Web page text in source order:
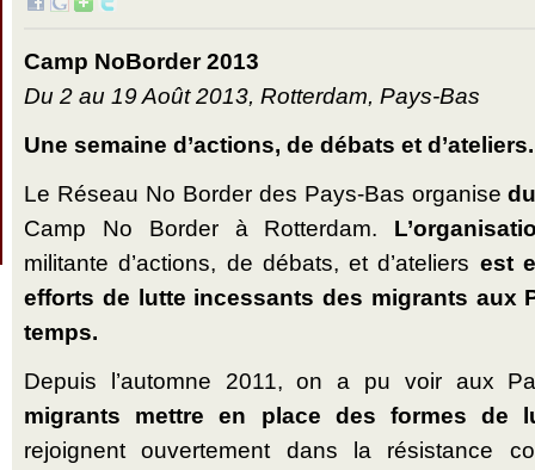
Camp NoBorder 2013
Du 2 au 19 Août 2013, Rotterdam, Pays-Bas
Une semaine d’actions, de débats et d’ateliers.
Le Réseau No Border des Pays-Bas organise
Camp No Border à Rotterdam.
militante d’actions, de débats, et d’ateliers est
efforts de lutte incessants des migrants aux
temps.
Depuis l’automne 2011, on a pu voir aux
migrants mettre en place des formes de
rejoignent ouvertement dans la résistance